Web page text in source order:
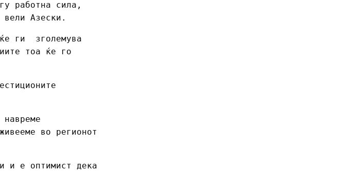
работна сила,
Азески.
ги зголемува
тоа ќе го
во регионот
и е оптимист дека